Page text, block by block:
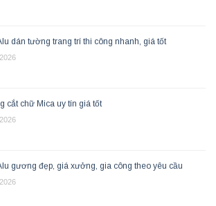
dán tường trang trí thi công nhanh, giá tốt
cắt chữ Mica uy tín giá tốt
gương đẹp, giá xưởng, gia công theo yêu cầu